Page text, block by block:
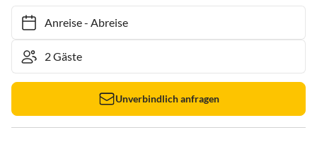
Anreise- Abreise
Unverbindlich anfragen